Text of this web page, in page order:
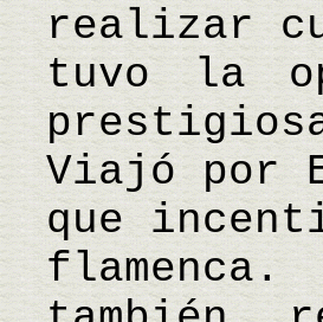
realizar
tuvo la
Viajó por
que
flamenca.